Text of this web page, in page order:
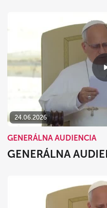
24.06.2026
GENERÁLNA AUDIENCIA
GENERÁLNA